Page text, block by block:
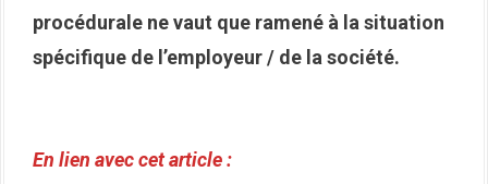
procédurale ne vaut que ramené à la situation
spécifique de l’employeur / de la société.
En lien avec cet article :